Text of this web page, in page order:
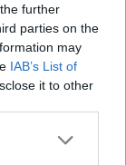
further
parties on the
may
IAB’s List of
it to other